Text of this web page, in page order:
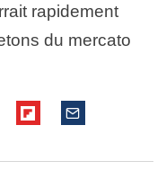
rapidement
du mercato